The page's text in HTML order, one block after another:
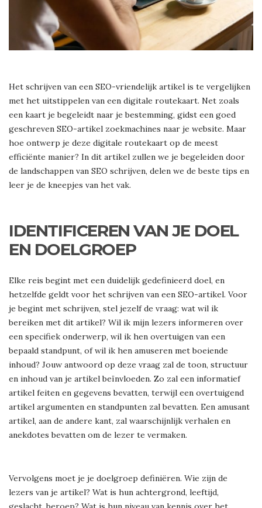
Het schrijven van een SEO-vriendelijk artikel is te vergelijken
met het uitstippelen van een digitale routekaart. Net zoals
een kaart je begeleidt naar je bestemming, gidst een goed
geschreven SEO-artikel zoekmachines naar je website. Maar
hoe ontwerp je deze digitale routekaart op de meest
efficiënte manier? In dit artikel zullen we je begeleiden door
de landschappen van SEO schrijven, delen we de beste tips en
leer je de kneepjes van het vak.
IDENTIFICEREN VAN JE DOEL
EN DOELGROEP
Elke reis begint met een duidelijk gedefinieerd doel, en
hetzelfde geldt voor het schrijven van een SEO-artikel. Voor
je begint met schrijven, stel jezelf de vraag: wat wil ik
bereiken met dit artikel? Wil ik mijn lezers informeren over
een specifiek onderwerp, wil ik hen overtuigen van een
bepaald standpunt, of wil ik hen amuseren met boeiende
inhoud? Jouw antwoord op deze vraag zal de toon, structuur
en inhoud van je artikel beïnvloeden. Zo zal een informatief
artikel feiten en gegevens bevatten, terwijl een overtuigend
artikel argumenten en standpunten zal bevatten. Een amusant
artikel, aan de andere kant, zal waarschijnlijk verhalen en
anekdotes bevatten om de lezer te vermaken.
Vervolgens moet je je doelgroep definiëren. Wie zijn de
lezers van je artikel? Wat is hun achtergrond, leeftijd,